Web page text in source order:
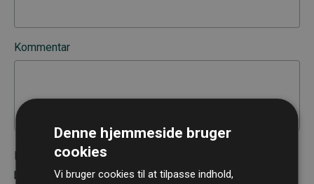
Kommentar
Når du tilmelder dig
bekræfter du samtidig at du har læst - og accepterer -
Denne hjemmeside bruger
cookies
Vi bruger cookies til at tilpasse indhold,